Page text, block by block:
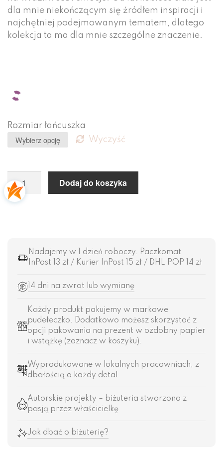
dla mnie niekończącym się źródłem inspiracji i
najchętniej podejmowanym tematem, dlatego
kolekcja ta ma dla mnie szczególne znaczenie.
Rozmiar łańcuszka
Wyczyść
Dodaj do koszyka
Nadajemy w 1 dzień roboczy. Paczkomat
InPost 13 zł / Kurier InPost 15 zł / DHL POP 14 zł
14 dni na zwrot lub wymianę
Każdy produkt pakujemy w markowe
pudełeczko. Dodatkowo możesz skorzystać z
opcji pakowania na prezent w ozdobny papier
i wstążkę (zaznacz w koszyku).
Wyprodukowane w lokalnych pracowniach, z
dbałością o każdy detal
Autorskie projekty – biżuteria stworzona z
pasją przez właścicielkę
Jak dbać o biżuterię?